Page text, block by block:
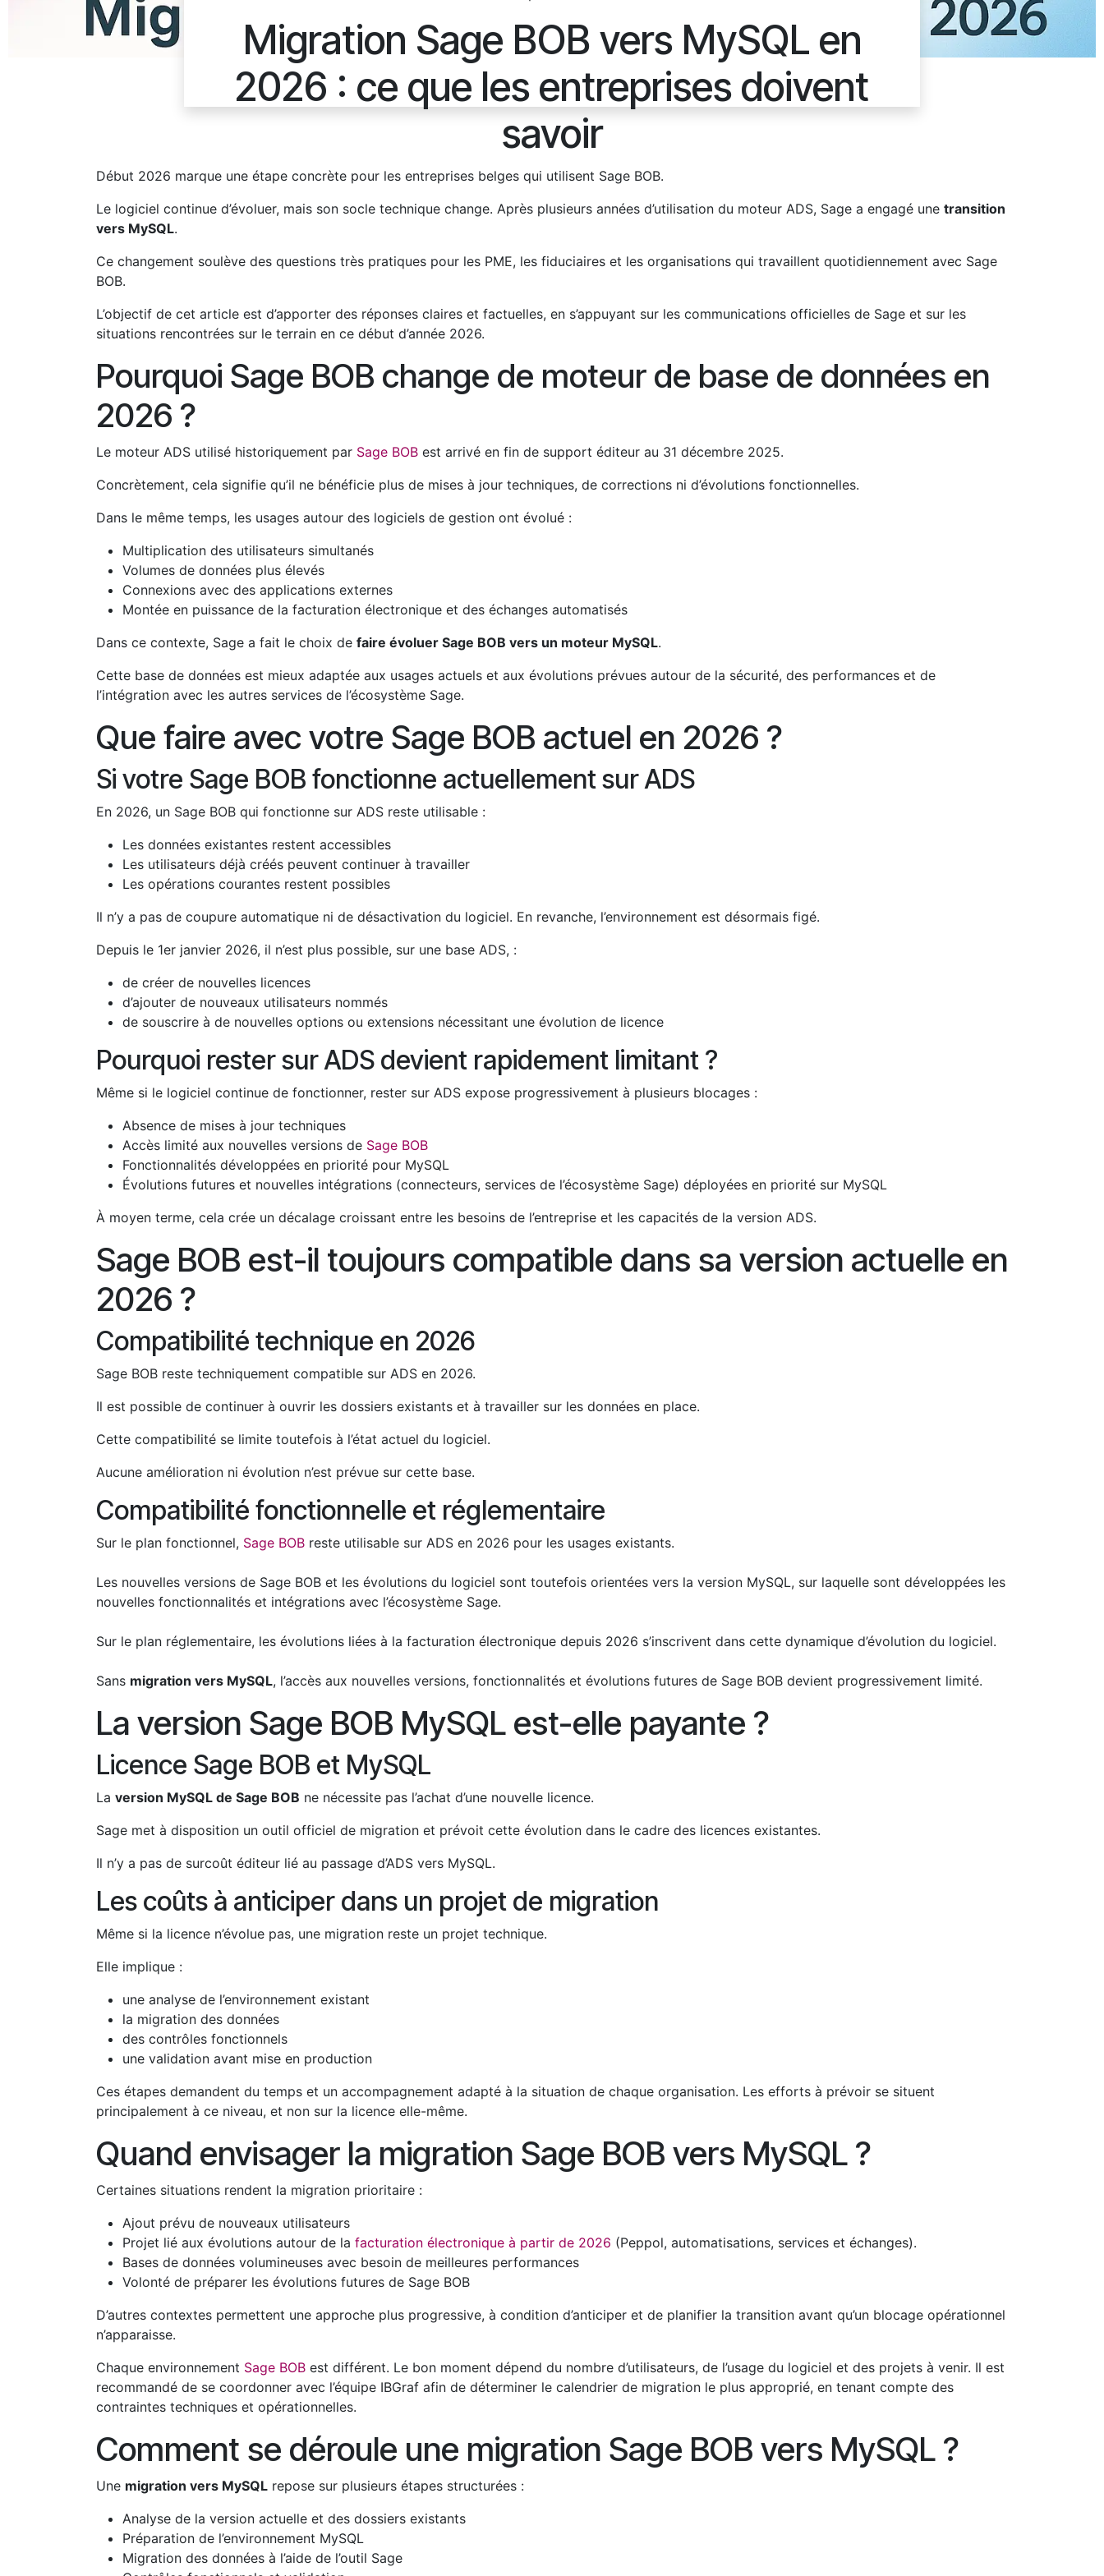
Migration Sage BOB vers MySQL en
2026 : ce que les entreprises doivent
savoir
Début 2026 marque une étape concrète pour les entreprises belges qui utilisent Sage BOB.
Le logiciel continue d’évoluer, mais son socle technique change. Après plusieurs années d’utilisation du moteur ADS, Sage a engagé une transition
vers MySQL.
Ce changement soulève des questions très pratiques pour les PME, les fiduciaires et les organisations qui travaillent quotidiennement avec Sage
BOB.
L’objectif de cet article est d’apporter des réponses claires et factuelles, en s’appuyant sur les communications officielles de Sage et sur les
situations rencontrées sur le terrain en ce début d’année 2026.
Pourquoi Sage BOB change de moteur de base de données en
2026 ?
Le moteur ADS utilisé historiquement par Sage BOB est arrivé en fin de support éditeur au 31 décembre 2025.
Concrètement, cela signifie qu’il ne bénéficie plus de mises à jour techniques, de corrections ni d’évolutions fonctionnelles.
Dans le même temps, les usages autour des logiciels de gestion ont évolué :
Multiplication des utilisateurs simultanés
Volumes de données plus élevés
Connexions avec des applications externes
Montée en puissance de la facturation électronique et des échanges automatisés
Dans ce contexte, Sage a fait le choix de faire évoluer Sage BOB vers un moteur MySQL.
Cette base de données est mieux adaptée aux usages actuels et aux évolutions prévues autour de la sécurité, des performances et de
l’intégration avec les autres services de l’écosystème Sage.
Que faire avec votre Sage BOB actuel en 2026 ?
Si votre Sage BOB fonctionne actuellement sur ADS
En 2026, un Sage BOB qui fonctionne sur ADS reste utilisable :
Les données existantes restent accessibles
Les utilisateurs déjà créés peuvent continuer à travailler
Les opérations courantes restent possibles
Il n’y a pas de coupure automatique ni de désactivation du logiciel. En revanche, l’environnement est désormais figé.
Depuis le 1er janvier 2026, il n’est plus possible, sur une base ADS, :
de créer de nouvelles licences
d’ajouter de nouveaux utilisateurs nommés
de souscrire à de nouvelles options ou extensions nécessitant une évolution de licence
Pourquoi rester sur ADS devient rapidement limitant ?
Même si le logiciel continue de fonctionner, rester sur ADS expose progressivement à plusieurs blocages :
Absence de mises à jour techniques
Accès limité aux nouvelles versions de Sage BOB
Fonctionnalités développées en priorité pour MySQL
Évolutions futures et nouvelles intégrations (connecteurs, services de l’écosystème Sage) déployées en priorité sur MySQL
À moyen terme, cela crée un décalage croissant entre les besoins de l’entreprise et les capacités de la version ADS.
Sage BOB est-il toujours compatible dans sa version actuelle en
2026 ?
Compatibilité technique en 2026
Sage BOB reste techniquement compatible sur ADS en 2026.
Il est possible de continuer à ouvrir les dossiers existants et à travailler sur les données en place.
Cette compatibilité se limite toutefois à l’état actuel du logiciel.
Aucune amélioration ni évolution n’est prévue sur cette base.
Compatibilité fonctionnelle et réglementaire
Sur le plan fonctionnel, Sage BOB reste utilisable sur ADS en 2026 pour les usages existants.
Les nouvelles versions de Sage BOB et les évolutions du logiciel sont toutefois orientées vers la version MySQL, sur laquelle sont développées les
nouvelles fonctionnalités et intégrations avec l’écosystème Sage.
Sur le plan réglementaire, les évolutions liées à la facturation électronique depuis 2026 s’inscrivent dans cette dynamique d’évolution du logiciel.
Sans migration vers MySQL, l’accès aux nouvelles versions, fonctionnalités et évolutions futures de Sage BOB devient progressivement limité.
La version Sage BOB MySQL est-elle payante ?
Licence Sage BOB et MySQL
La version MySQL de Sage BOB ne nécessite pas l’achat d’une nouvelle licence.
Sage met à disposition un outil officiel de migration et prévoit cette évolution dans le cadre des licences existantes.
Il n’y a pas de surcoût éditeur lié au passage d’ADS vers MySQL.
Les coûts à anticiper dans un projet de migration
Même si la licence n’évolue pas, une migration reste un projet technique.
Elle implique :
une analyse de l’environnement existant
la migration des données
des contrôles fonctionnels
une validation avant mise en production
Ces étapes demandent du temps et un accompagnement adapté à la situation de chaque organisation. Les efforts à prévoir se situent
principalement à ce niveau, et non sur la licence elle-même.
Quand envisager la migration Sage BOB vers MySQL ?
Certaines situations rendent la migration prioritaire :
Ajout prévu de nouveaux utilisateurs
Projet lié aux évolutions autour de la facturation électronique à partir de 2026 (Peppol, automatisations, services et échanges).
Bases de données volumineuses avec besoin de meilleures performances
Volonté de préparer les évolutions futures de Sage BOB
D’autres contextes permettent une approche plus progressive, à condition d’anticiper et de planifier la transition avant qu’un blocage opérationnel
n’apparaisse.
Chaque environnement Sage BOB est différent. Le bon moment dépend du nombre d’utilisateurs, de l’usage du logiciel et des projets à venir. Il est
recommandé de se coordonner avec l’équipe IBGraf afin de déterminer le calendrier de migration le plus approprié, en tenant compte des
contraintes techniques et opérationnelles.
Comment se déroule une migration Sage BOB vers MySQL ?
Une migration vers MySQL repose sur plusieurs étapes structurées :
Analyse de la version actuelle et des dossiers existants
Préparation de l’environnement MySQL
Migration des données à l’aide de l’outil Sage